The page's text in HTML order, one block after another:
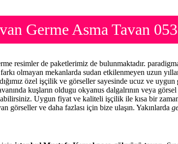
Germe Asma Tavan
resimler de paketlerimiz de bulunmaktadır.
olmayan mekanlarda sudan etkilenmeyen uzun
özel işçilik ve görseller sayesinde ucuz ve uygun
kuşların oldugu okyanus dalgalrının veya
Uygun fiyat ve kaliteli işçilik ile kısa bir
görseller ve daha fazlası için bize ulaşın. Yakınlarda